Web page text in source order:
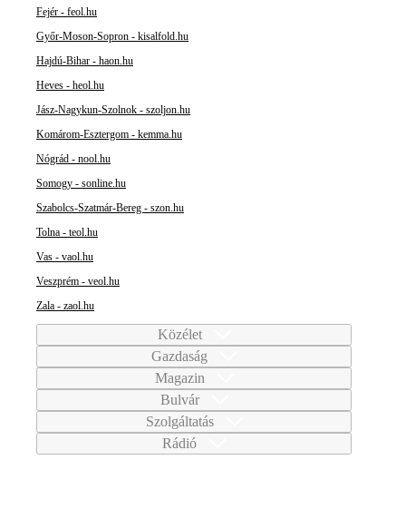
Fejér - feol.hu
Győr-Moson-Sopron - kisalfold.hu
Hajdú-Bihar - haon.hu
Heves - heol.hu
Jász-Nagykun-Szolnok - szoljon.hu
Komárom-Esztergom - kemma.hu
Nógrád - nool.hu
Somogy - sonline.hu
Szabolcs-Szatmár-Bereg - szon.hu
Tolna - teol.hu
Vas - vaol.hu
Veszprém - veol.hu
Zala - zaol.hu
Közélet
Gazdaság
Magazin
Bulvár
Szolgáltatás
Rádió